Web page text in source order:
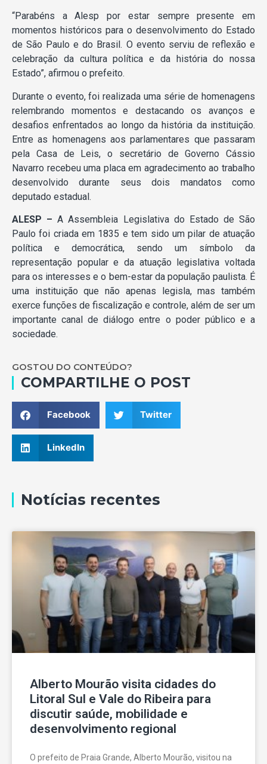
“Parabéns a Alesp por estar sempre presente em
momentos históricos para o desenvolvimento do Estado
de São Paulo e do Brasil. O evento serviu de reflexão e
celebração da cultura política e da história do nossa
Estado”, afirmou o prefeito.
Durante o evento, foi realizada uma série de homenagens
relembrando momentos e destacando os avanços e
desafios enfrentados ao longo da história da instituição.
Entre as homenagens aos parlamentares que passaram
pela Casa de Leis, o secretário de Governo Cássio
Navarro recebeu uma placa em agradecimento ao trabalho
desenvolvido durante seus dois mandatos como
deputado estadual.
ALESP – A Assembleia Legislativa do Estado de São
Paulo foi criada em 1835 e tem sido um pilar de atuação
política e democrática, sendo um símbolo da
representação popular e da atuação legislativa voltada
para os interesses e o bem-estar da população paulista. É
uma instituição que não apenas legisla, mas também
exerce funções de fiscalização e controle, além de ser um
importante canal de diálogo entre o poder público e a
sociedade.
GOSTOU DO CONTEÚDO?
COMPARTILHE O POST
Facebook Twitter
LinkedIn
Notícias recentes
Alberto Mourão visita cidades do
Litoral Sul e Vale do Ribeira para
discutir saúde, mobilidade e
desenvolvimento regional
O prefeito de Praia Grande, Alberto Mourão, visitou na